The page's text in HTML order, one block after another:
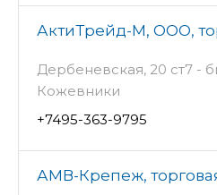
АктиТрейд-М, ООО,
Дербеневская, 20 ст7 -
Кожевники
+7495-363-9795
АМВ-Крепеж,